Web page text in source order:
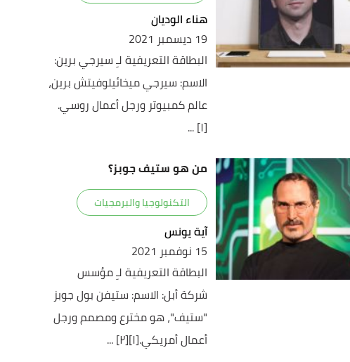
هناء الوديان
19 ديسمبر 2021
البطاقة التعريفية لـِ سيرجي برين:
الاسم: سيرجي ميخائيلوفيتش برين،
عالم كمبيوتر ورجل أعمال روسي.
[١] ...
من هو ستيف جوبز؟
التكنولوجيا والبرمجيات
آية يونس
15 نوفمبر 2021
البطاقة التعريفية لـِ مؤسس
شركة أبل: الاسم: ستيفن بول جوبز
"ستيف"، هو مخترع ومصمم ورجل
أعمال أمريكي.[١][٢] ...